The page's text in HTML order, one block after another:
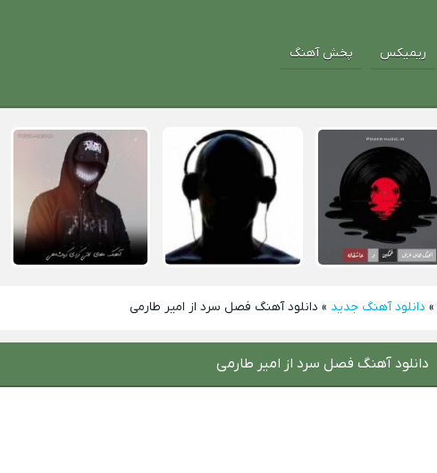
ریمیکس پخش آهنگ
» دانلود آهنگ جدید » دانلود آهنگ فصل سرد از امیر طارمی
دانلود آهنگ فصل سرد از امیر طارمی